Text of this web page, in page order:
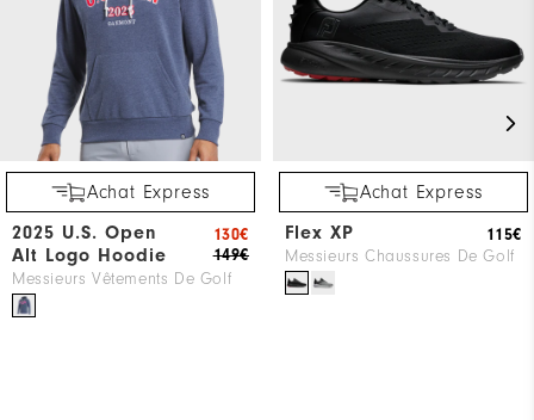
Achat Express
2025 U.S. Open
Alt Logo Hoodie
Messieurs Vêtements De Golf
149€
130€
Achat Express
Flex XP
Messieurs Chaussures De Golf
115€